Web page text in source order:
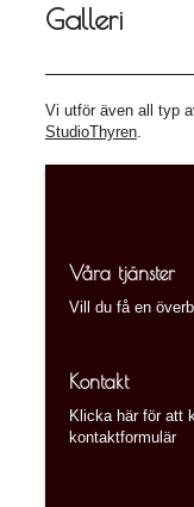
Galleri
Vi utför även all typ
StudioThyren.
Våra tjänster
Vill du få en
Kontakt
Klicka här för att
kontaktformulär